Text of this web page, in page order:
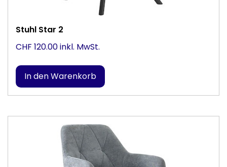
Stuhl Star 2
CHF 120.00 inkl. MwSt.